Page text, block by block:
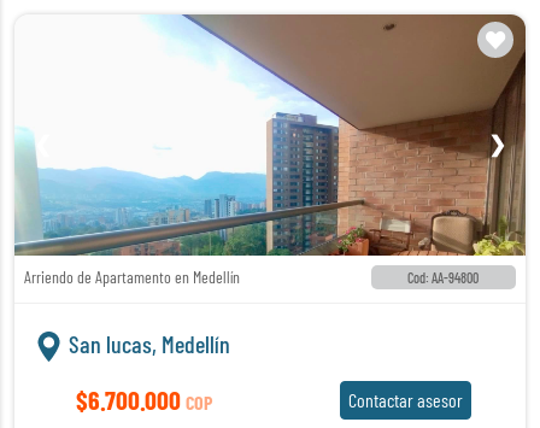
❮ ❯
Arriendo de Apartamento en Medellín Cod: AA-94800
San lucas, Medellín
$6.700.000 COP Contactar asesor